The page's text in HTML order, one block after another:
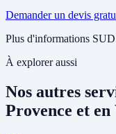
Demander un devis
Plus d'informations
À explorer aussi
Nos autres
Provence et en